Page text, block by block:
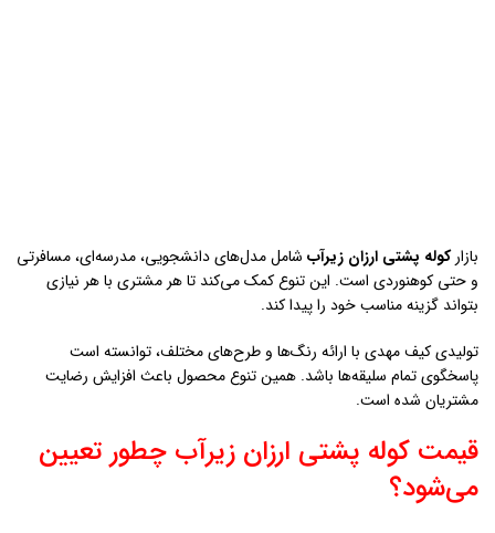
کمتر، محصولی باکیفیت دریافت می‌کنند.
کوله پشتی ارزان زيرآب برای دانشجویان
دانشجویان همیشه به دنبال خریدکوله پشتی ارزان زيرآبهستند که هم
شیک باشد و هم دوام بالایی داشته باشد. مدل‌های دانشجویی کیف مهدی
دقیقاً با همین هدف طراحی شده‌اند.
این کوله‌ها دارای بخش‌های متعدد برای کتاب، لپ‌تاپ و وسایل شخصی
هستند. همین ویژگی آن‌ها را به گزینه‌ای عالی برای استفاده روزمره تبدیل
می‌کند.